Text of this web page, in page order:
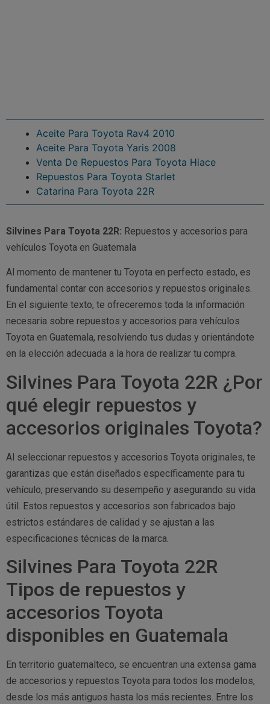
Aceite Para Toyota Rav4 2010
Aceite Para Toyota Yaris 2008
Venta De Repuestos Para Toyota Hiace
Repuestos Para Toyota Starlet
Catarina Para Toyota 22R
Silvines Para Toyota 22R: Repuestos y accesorios para
vehículos Toyota en Guatemala
Al momento de mantener tu Toyota en perfecto estado, es
fundamental contar con accesorios y repuestos originales.
En el siguiente texto, te ofreceremos toda la información
necesaria sobre repuestos y accesorios para vehículos
Toyota en Guatemala, resolviendo tus dudas y orientándote
en la elección adecuada a la hora de realizar tu compra.
Silvines Para Toyota 22R ¿Por
qué elegir repuestos y
accesorios originales Toyota?
Al seleccionar repuestos y accesorios Toyota originales, te
garantizas que están diseñados específicamente para tu
vehículo, preservando su desempeño y asegurando su vida
útil. Estos repuestos y accesorios son fabricados bajo
estrictos estándares de calidad y se ajustan a las
especificaciones técnicas de la marca.
Silvines Para Toyota 22R
Tipos de repuestos y
accesorios Toyota
disponibles en Guatemala
En territorio guatemalteco, se encuentran una extensa gama
de accesorios y repuestos Toyota para todos los modelos,
desde los más antiguos hasta los más recientes. Entre los